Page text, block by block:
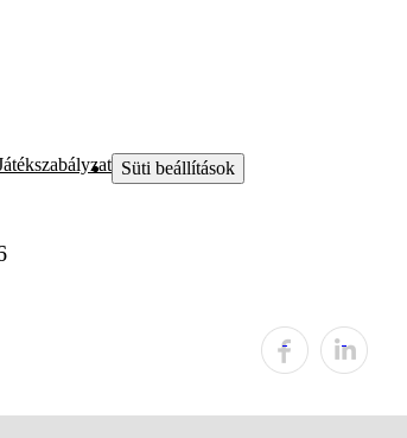
Süti beállítások